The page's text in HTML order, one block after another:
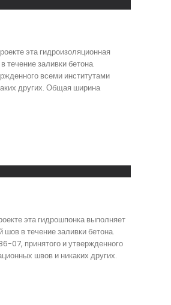
эта гидроизоляционная
заливки бетона.
всеми институтами
других. Общая ширина
эта гидрошпонка выполняет
в течение заливки бетона.
07, принятого и утвержденного
швов и никаких других.